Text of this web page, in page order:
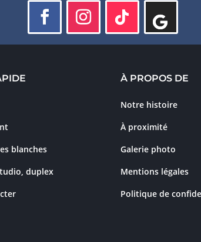
blanches
duplex
À PROPOS DE
Notre histoire
À proximité
Galerie photo
Mentions légales
Politique de